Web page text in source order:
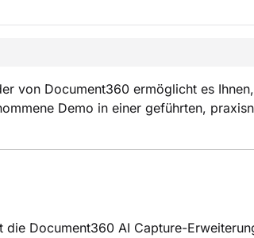
von Document360 ermöglicht es
Demo in einer geführten,
Document360 AI Capture-